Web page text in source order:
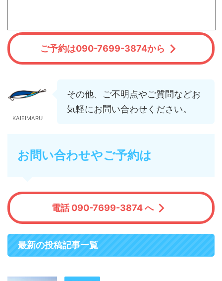
ご予約は090-7699-3874から
KAIEIMARU
その他、ご不明点やご質問などお
気軽にお問い合わせください。
お問い合わせやご予約は
電話 090-7699-3874 へ
最新の投稿記事一覧